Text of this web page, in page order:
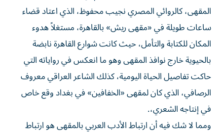
المقهى، كالروائي المصري نجيب محفوظ، الذي اعتاد قضاء
ساعات طويلة في «مقهى ريش» بالقاهرة، مستغلاً هدوء
المكان للكتابة والتأمل، حيث كانت شوارع القاهرة نابضة
بالحيوية خارج نوافذ المقهى وهو ما انعكس في رواياته التي
حاكت تفاصيل الحياة اليومية، كذلك الشاعر العراقي معروف
الرصافي، الذي كان لمقهى «الخفافين» في بغداد وقع خاص
في إنتاجه الشعري،.
ومما لا شك فيه أن ارتباط الأدب العربي بالمقهى هو ارتباط